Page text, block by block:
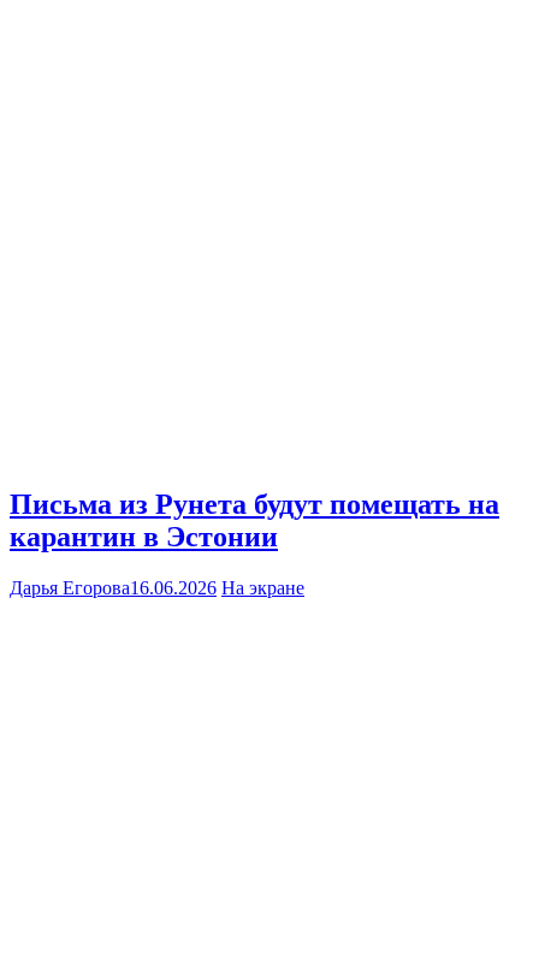
Письма из Рунета будут помещать на
карантин в Эстонии
Дарья Егорова16.06.2026 На экране